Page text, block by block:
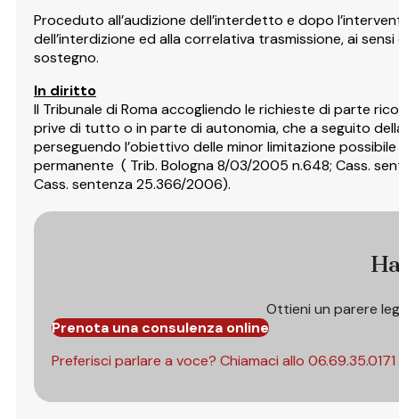
Proceduto all’audizione dell’interdetto e dopo
dell’interdizione ed alla correlativa trasmissione, ai
sostegno.
In diritto
Il Tribunale di Roma accogliendo le richieste di parte
prive di tutto o in parte di autonomia, che a seguito
perseguendo l’obiettivo delle minor limitazione
permanente ( Trib. Bologna 8/03/2005 n.648; Cass.
Cass. sentenza 25.366/2006).
Ottieni un parere
Prenota una consulenza online
Preferisci parlare a voce? Chiamaci allo 06.69.35.0171